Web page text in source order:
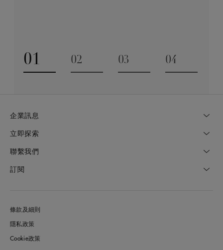
01
Go to slide 1
02
03
04
企業訊息
立即探索
聯繫我們
訂閱
條款及細則
隱私政策
Cookie政策